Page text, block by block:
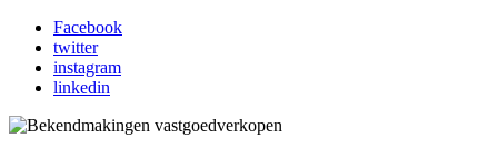
Facebook
twitter
instagram
linkedin